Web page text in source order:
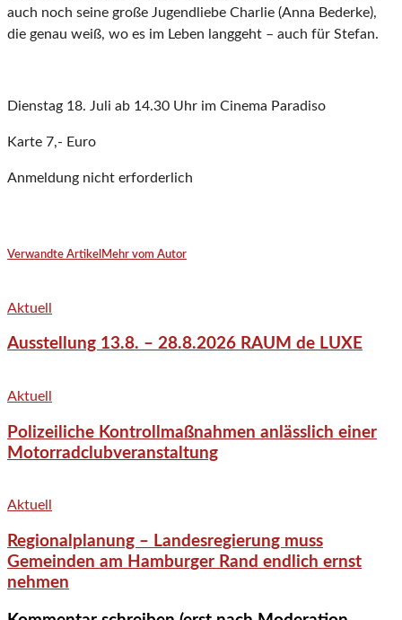
auch noch seine große Jugendliebe Charlie (Anna Bederke),
die genau weiß, wo es im Leben langgeht – auch für Stefan.
Dienstag 18. Juli ab 14.30 Uhr im Cinema Paradiso
Karte 7,- Euro
Anmeldung nicht erforderlich
Verwandte Artikel Mehr vom Autor
Aktuell
Ausstellung 13.8. – 28.8.2026 RAUM de LUXE
Aktuell
Polizeiliche Kontrollmaßnahmen anlässlich einer
Motorradclubveranstaltung
Aktuell
Regionalplanung – Landesregierung muss
Gemeinden am Hamburger Rand endlich ernst
nehmen